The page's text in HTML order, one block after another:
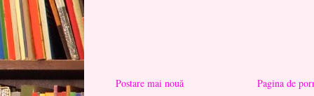
Postare mai nouă
Pagina de